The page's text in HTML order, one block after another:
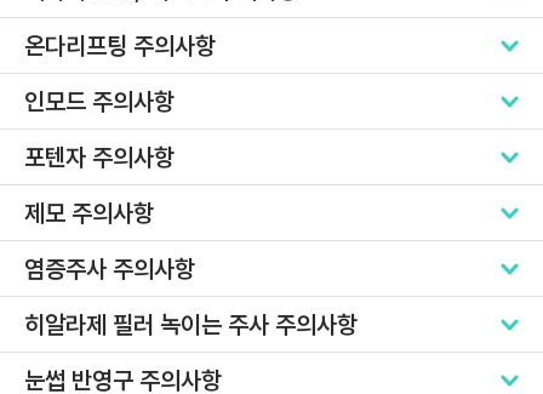
온다리프팅 주의사항
인모드 주의사항
포텐자 주의사항
제모 주의사항
염증주사 주의사항
히알라제 필러 녹이는 주사 주의사항
눈썹 반영구 주의사항